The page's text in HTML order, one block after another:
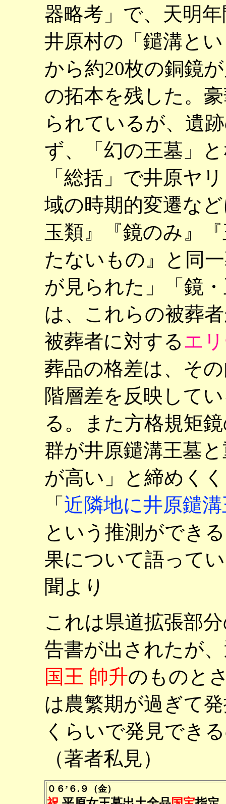
器略考」で、天明
井原村の「鑓溝と
から約20枚の銅鏡
の拓本を残した。
られているが、遺
ず、「幻の王墓」
「総括」で井原ヤ
域の時期的変遷な
玉類』『鏡のみ』
たないもの』と同
が見られた」「鏡
は、これらの被葬
被葬者に対するエ
葬品の格差は、そ
階層差を反映して
る。また方格規矩
群が井原鑓溝王墓
が高い」と締めく
「 近隣地に井原鑓
という推測ができ
果について語って
聞より
これは県道拡張部
告書が出されたが
国王 帥升のものと
は農繁期が過ぎて
くらいで発見でき
（著者私見）
０６’６.９（金）